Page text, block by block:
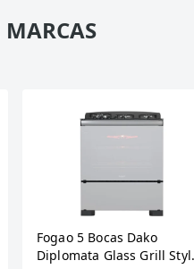
MARCAS
Fogao 5 Bocas Dako
Diplomata Glass Grill